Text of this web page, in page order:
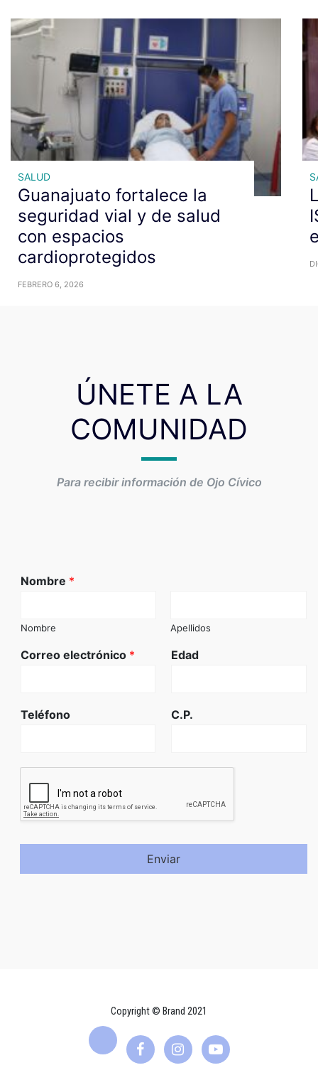
SALUD
Guanajuato fortalece la
seguridad vial y de salud
con espacios
cardioprotegidos
FEBRERO 6, 2026
ÚNETE A LA
COMUNIDAD
Para recibir información de Ojo Cívico
Nombre *
Nombre Apellidos
Correo electrónico * Edad
Teléfono C.P.
Enviar
Copyright © Brand 2021